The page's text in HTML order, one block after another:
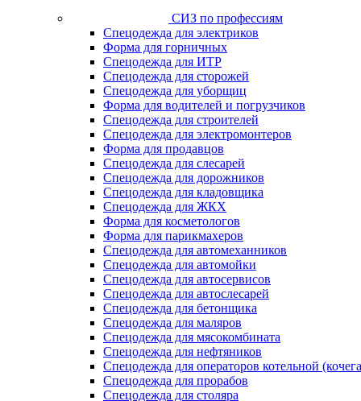
СИЗ по профессиям
Спецодежда для электриков
Форма для горничных
Спецодежда для ИТР
Спецодежда для сторожей
Спецодежда для уборщиц
Форма для водителей и погрузчиков
Спецодежда для строителей
Спецодежда для электромонтеров
Форма для продавцов
Спецодежда для слесарей
Спецодежда для дорожников
Спецодежда для кладовщика
Спецодежда для ЖКХ
Форма для косметологов
Форма для парикмахеров
Спецодежда для автомеханников
Спецодежда для автомойки
Спецодежда для автосервисов
Спецодежда для автослесарей
Спецодежда для бетонщика
Спецодежда для маляров
Спецодежда для мясокомбината
Спецодежда для нефтяников
Спецодежда для операторов котельной
Спецодежда для прорабов
Спецодежда для столяра